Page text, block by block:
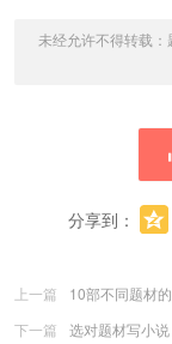
未经允许不得转载：
分享到：
上一篇
10部不同题材
下一篇
选对题材写小